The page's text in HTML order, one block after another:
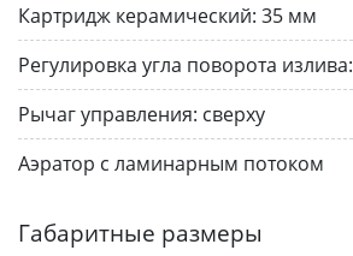
Картридж керамический: 35 мм
Регулировка угла поворота излива:
Рычаг управления: сверху
Аэратор с ламинарным потоком
Габаритные размеры